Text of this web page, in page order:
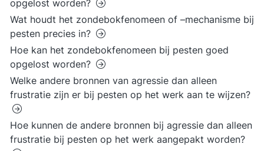
opgelost worden?
Wat houdt het zondebokfenomeen of –mechanisme bij
pesten precies in?
Hoe kan het zondebokfenomeen bij pesten goed
opgelost worden?
Welke andere bronnen van agressie dan alleen
frustratie zijn er bij pesten op het werk aan te wijzen?
Hoe kunnen de andere bronnen bij agressie dan alleen
frustratie bij pesten op het werk aangepakt worden?